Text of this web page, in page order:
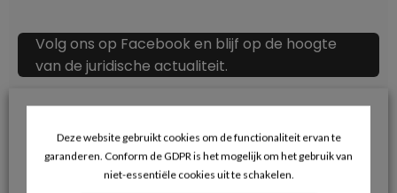
Volg ons op Facebook en blijf op de hoogte
van de juridische actualiteit.
Recente berichten
Deze website gebruikt cookies om de functionaliteit ervan te
garanderen. Conform de GDPR is het mogelijk om het gebruik van
niet-essentiële cookies uit te schakelen.